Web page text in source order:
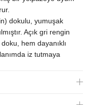
dokulu, yumuşak
Açık gri rengin
hem dayanıklı
iz tutmaya
oluşturur. Ön
COLORS OF